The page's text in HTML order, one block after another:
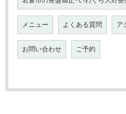
メニュー よくある質問 ア
お問い合わせ ご予約